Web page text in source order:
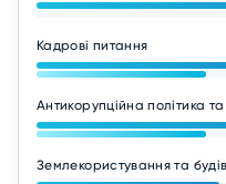
Кадрові питання
Антикорупційна політика
Землекористування та